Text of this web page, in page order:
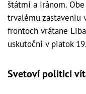
štátmi a Iránom.
trvalému zastaveniu
frontoch vrátane
uskutoční v piatok
Svetoví politici